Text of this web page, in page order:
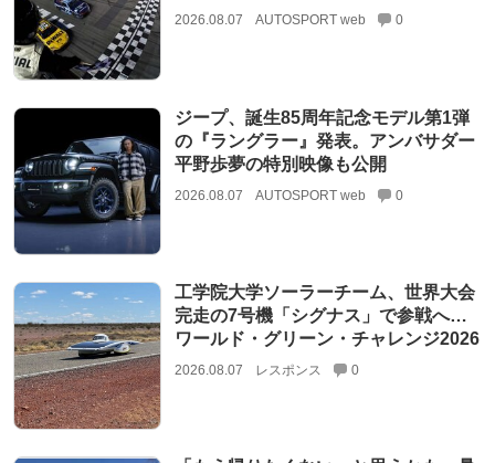
2026.08.07 AUTOSPORT web 0
ジープ、誕生85周年記念モデル第1弾
の『ラングラー』発表。アンバサダー
平野歩夢の特別映像も公開
2026.08.07 AUTOSPORT web 0
工学院大学ソーラーチーム、世界大会
完走の7号機「シグナス」で参戦へ…
ワールド・グリーン・チャレンジ2026
2026.08.07 レスポンス 0